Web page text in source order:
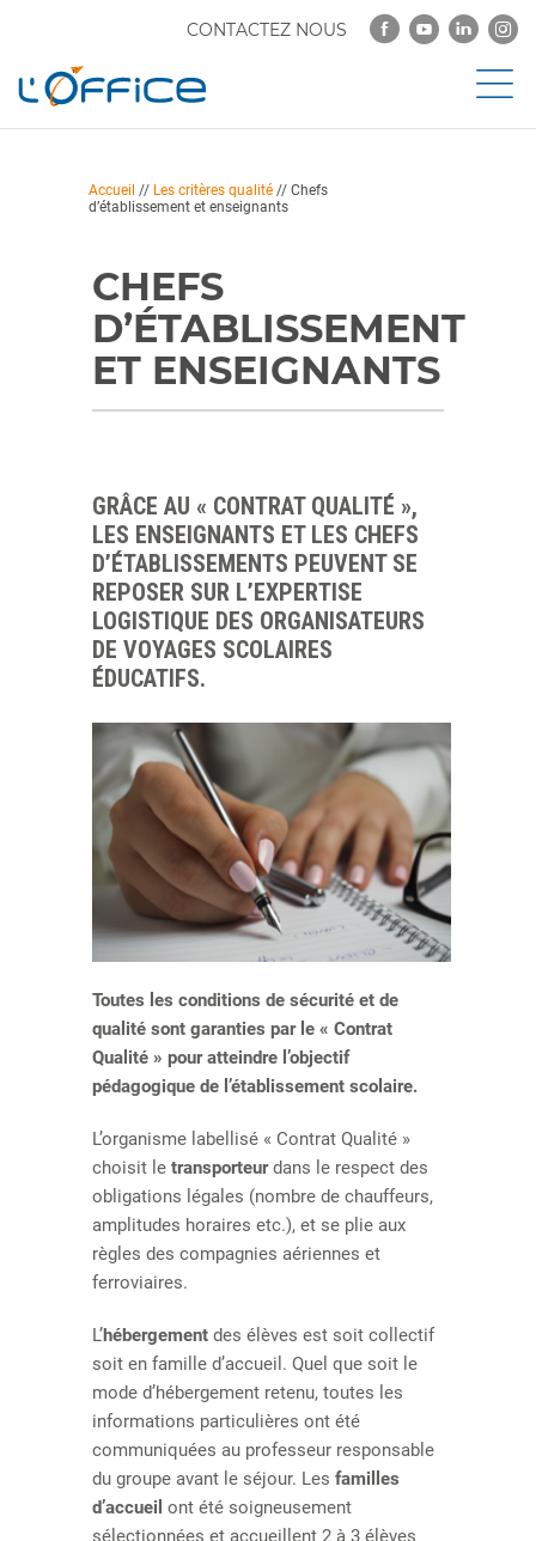
CONTACTEZ NOUS
Accueil // Les critères qualité // Chefs
d’établissement et enseignants
CHEFS
D’ÉTABLISSEMENT
ET ENSEIGNANTS
GRÂCE AU « CONTRAT QUALITÉ »,
LES ENSEIGNANTS ET LES CHEFS
D’ÉTABLISSEMENTS PEUVENT SE
REPOSER SUR L’EXPERTISE
LOGISTIQUE DES ORGANISATEURS
DE VOYAGES SCOLAIRES
ÉDUCATIFS.
Toutes les conditions de sécurité et de
qualité sont garanties par le « Contrat
Qualité » pour atteindre l’objectif
pédagogique de l’établissement scolaire.
L’organisme labellisé « Contrat Qualité »
choisit letransporteurdans le respect des
obligations légales (nombre de chauffeurs,
amplitudes horaires etc.), et se plie aux
règles des compagnies aériennes et
ferroviaires.
L’hébergement des élèves est soit collectif
soit en famille d’accueil. Quel que soit le
mode d’hébergement retenu, toutes les
informations particulières ont été
communiquées au professeur responsable
du groupe avant le séjour. Lesfamilles
d’accueil ont été soigneusement
sélectionnées et accueillent 2 à 3 élèves